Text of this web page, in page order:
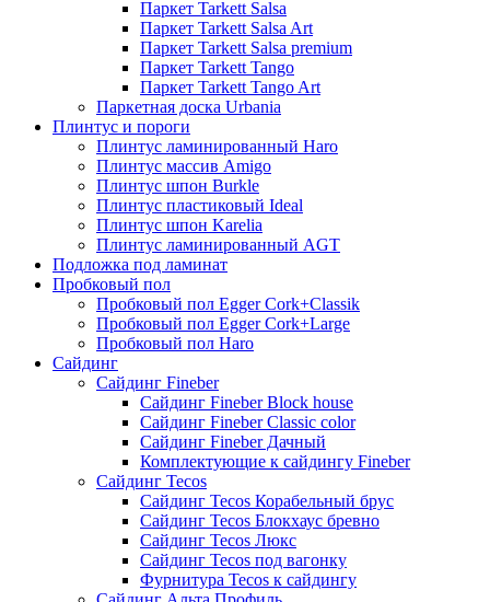
Паркет Tarkett Salsa
Паркет Tarkett Salsa Art
Паркет Tarkett Salsa premium
Паркет Tarkett Tango
Паркет Tarkett Tango Art
Паркетная доска Urbania
Плинтус и пороги
Плинтус ламинированный Haro
Плинтус массив Amigo
Плинтус шпон Burkle
Плинтус пластиковый Ideal
Плинтус шпон Karelia
Плинтус ламинированный AGT
Подложка под ламинат
Пробковый пол
Пробковый пол Egger Cork+Classik
Пробковый пол Egger Cork+Large
Пробковый пол Haro
Сайдинг
Сайдинг Fineber
Сайдинг Fineber Block house
Сайдинг Fineber Classic color
Сайдинг Fineber Дачный
Комплектующие к сайдингу Fineber
Сайдинг Tecos
Сайдинг Tecos Корабельный брус
Сайдинг Tecos Блокхаус бревно
Сайдинг Tecos Люкс
Сайдинг Tecos под вагонку
Фурнитура Tecos к сайдингу